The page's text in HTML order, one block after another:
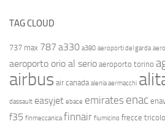
TAG CLOUD
737 max 787 a330 a380 aeroporti del garda
aeroporto orio al serio aeroporto torino
airbus air canada alenia aermacchi
dassault easyjet ebace emirates enac
f35 finmeccanica finnair fiumicino frecce